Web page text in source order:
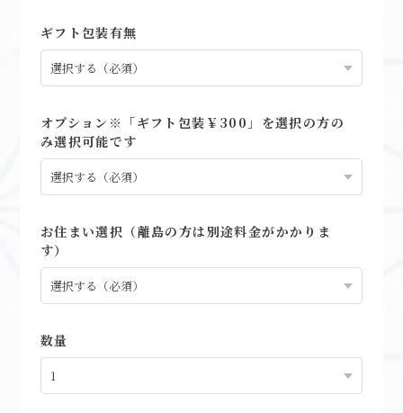
ギフト包装有無
オプション※「ギフト包装￥300」を選択の方の
み選択可能です
お住まい選択（離島の方は別途料金がかかりま
す）
数量